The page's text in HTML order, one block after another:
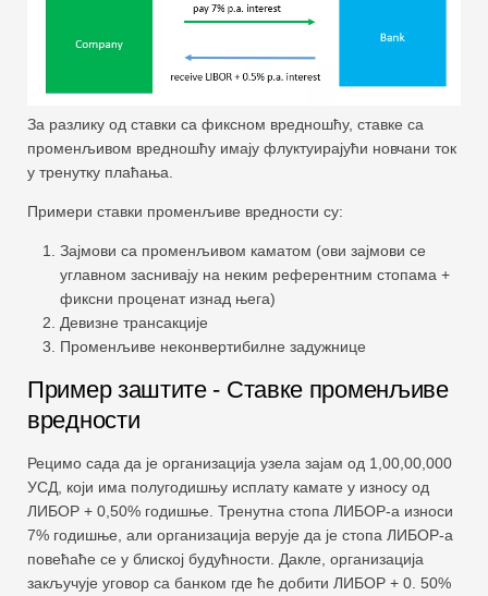
За разлику од ставки са фиксном вредношћу, ставке са
променљивом вредношћу имају флуктуирајући новчани ток
у тренутку плаћања.
Примери ставки променљиве вредности су:
Зајмови са променљивом каматом (ови зајмови се
углавном заснивају на неким референтним стопама +
фиксни проценат изнад њега)
Девизне трансакције
Променљиве неконвертибилне задужнице
Пример заштите - Ставке променљиве
вредности
Рецимо сада да је организација узела зајам од 1,00,00,000
УСД, који има полугодишњу исплату камате у износу од
ЛИБОР + 0,50% годишње. Тренутна стопа ЛИБОР-а износи
7% годишње, али организација верује да је стопа ЛИБОР-а
повећаће се у блиској будућности. Дакле, организација
закључује уговор са банком где ће добити ЛИБОР + 0. 50%